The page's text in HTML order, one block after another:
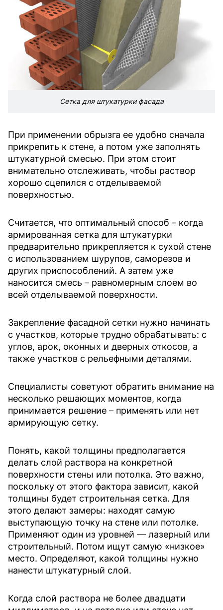
Сетка для штукатурки фасада
При применении обрызга ее удобно сначала
прикрепить к стене, а потом уже заполнять
штукатурной смесью. При этом стоит
внимательно отслеживать, чтобы раствор
хорошо сцепился с отделываемой
поверхностью.
Считается, что оптимальный способ – когда
армированная сетка для штукатурки
предварительно прикрепляется к сухой стене
с использованием шурупов, саморезов и
других приспособлений. А затем уже
наносится смесь – равномерным слоем во
всей отделываемой поверхности.
Закрепление фасадной сетки нужно начинать
с участков, которые трудно обрабатывать: с
углов, арок, оконных и дверных откосов, а
также участков с рельефными деталями.
Специалисты советуют обратить внимание на
несколько решающих моментов, когда
принимается решение – применять или нет
армирующую сетку.
Понять, какой толщины предполагается
делать слой раствора на конкретной
поверхности стены или потолка. Это важно,
поскольку от этого фактора зависит, какой
толщины будет строительная сетка. Для
этого делают замеры: находят самую
выступающую точку на стене или потолке.
Применяют один из уровней — лазерный или
строительный. Потом ищут самую «низкое»
место. Определяют, какой толщины нужно
нанести штукатурный слой.
Когда слой раствора не более двадцати